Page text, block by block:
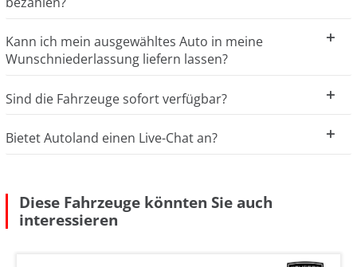
Kann ich mein ausgewähltes Auto in meine
Wunschniederlassung liefern lassen?
Sind die Fahrzeuge sofort verfügbar?
Bietet Autoland einen Live-Chat an?
Diese Fahrzeuge könnten Sie auch
interessieren